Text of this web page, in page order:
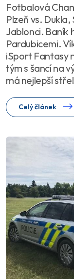
Fotbalová
Plzeň vs.
Jablonci. Baník
Pardubicemi.
iSport Fantasy
tým s šancí na
má nejlepší
Celý článek